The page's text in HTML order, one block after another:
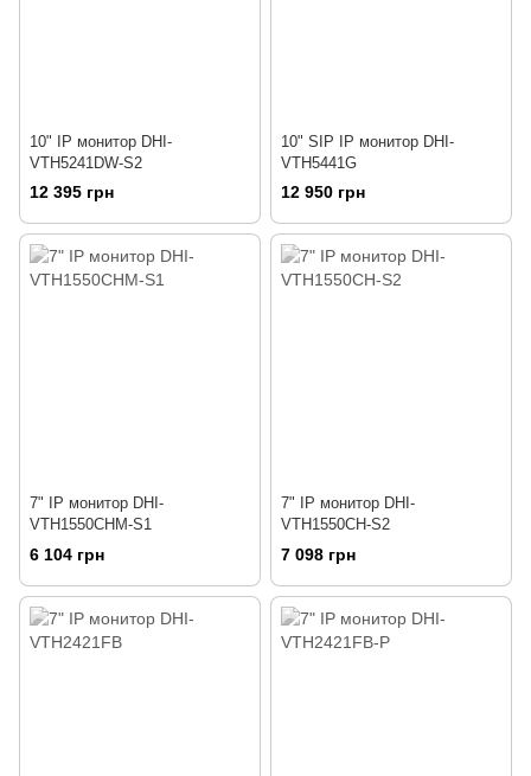
10" IP монитор DHI-
VTH5241DW-S2
12 395 грн
10" SIP IP монитор DHI-
VTH5441G
12 950 грн
7" IP монитор DHI-
VTH1550CHM-S1
6 104 грн
7" IP монитор DHI-
VTH1550CH-S2
7 098 грн